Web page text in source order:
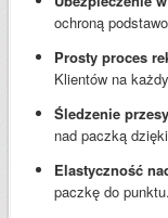
ochroną
Prosty proces
Klientów na
Śledzenie
nad paczką
Elastyczność
paczkę do punktu.